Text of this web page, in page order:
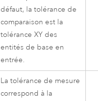
défaut, la tolérance de
comparaison est la
tolérance XY des
entités de base en
entrée.
La tolérance de mesure
correspond à la